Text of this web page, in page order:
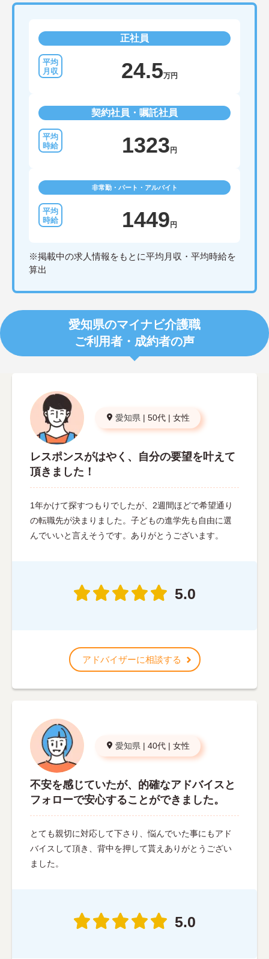
正社員
24.5万円
契約社員・嘱託社員
1323円
非常勤・パート・アルバイト
1449円
※掲載中の求人情報をもとに平均月収・平均時給を
算出
愛知県のマイナビ介護職
ご利用者・成約者の声
愛知県 | 50代 | 女性
レスポンスがはやく、自分の要望を叶えて
頂きました！
1年かけて探すつもりでしたが、2週間ほどで希望通り
の転職先が決まりました。子どもの進学先も自由に選
んでいいと言えそうです。ありがとうございます。
5.0
アドバイザーに相談する
愛知県 | 40代 | 女性
不安を感じていたが、的確なアドバイスと
フォローで安心することができました。
とても親切に対応して下さり、悩んでいた事にもアド
バイスして頂き、背中を押して貰えありがとうござい
ました。
5.0